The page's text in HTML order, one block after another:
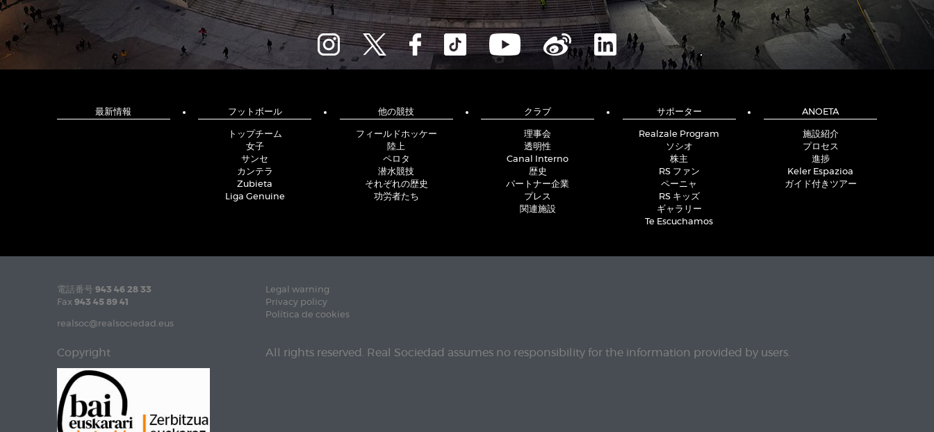
最新情報 フットボール
トップチーム
女子
サンセ
カンテラ
Zubieta
Liga Genuine
他の競技
フィールドホッケー
陸上
ペロタ
潜水競技
それぞれの歴史
功労者たち
クラブ
理事会
透明性
Canal Interno
歴史
パートナー企業
プレス
関連施設
サポーター
Realzale Program
ソシオ
株主
RS ファン
ペーニャ
RS キッズ
ギャラリー
Te Escuchamos
ANOETA
施設紹介
プロセス
進捗
Keler Espazioa
ガイド付きツアー
電話番号 943 46 28 33
Fax 943 45 89 41
realsoc@realsociedad.eus
Legal warning
Privacy policy
Política de cookies
Copyright All rights reserved. Real Sociedad assumes no responsibility for the information provided by users.